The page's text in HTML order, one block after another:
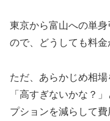
東京から富山への単
ので、どうしても料金
ただ、あらかじめ相
「高すぎないかな？
プションを減らして費